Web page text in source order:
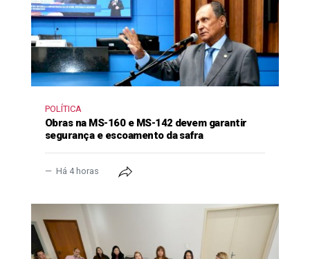
POLÍTICA
Obras na MS-160 e MS-142 devem garantir
segurança e escoamento da safra
Há 4 horas